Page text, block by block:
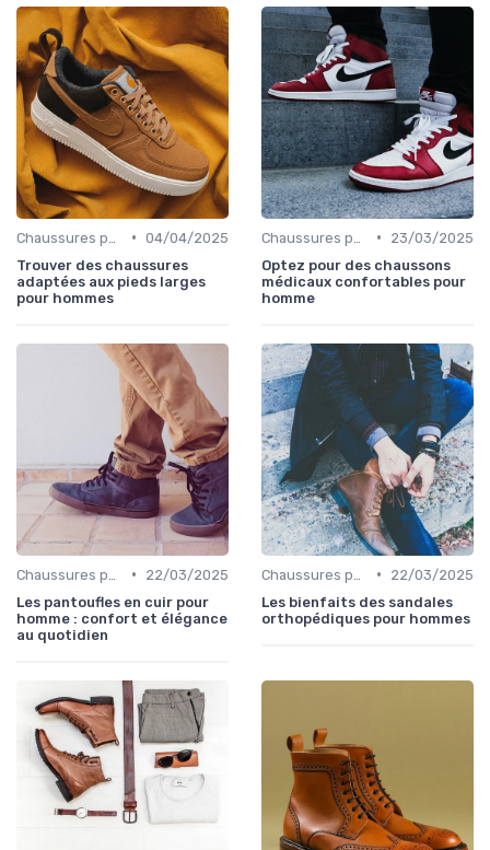
• 04/04/2025
Trouver des chaussures
adaptées aux pieds larges
pour hommes
•
23/03/2025
Optez pour des chaussons
médicaux confortables pour
homme
•
22/03/2025
Les pantoufles en cuir pour
homme : confort et élégance
au quotidien
•
22/03/2025
Les bienfaits des sandales
orthopédiques pour hommes